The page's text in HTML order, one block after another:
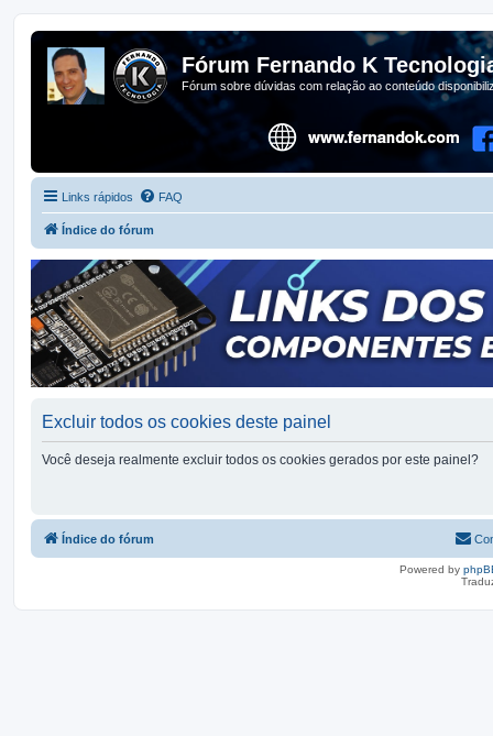
Fórum Fernando K
Fórum sobre dúvidas com relação ao conteúdo
Links rápidos FAQ
Índice do fórum
Excluir todos os cookies deste painel
Você deseja realmente excluir todos os cookies gerados por este painel?
Índice do fórum
Powered by